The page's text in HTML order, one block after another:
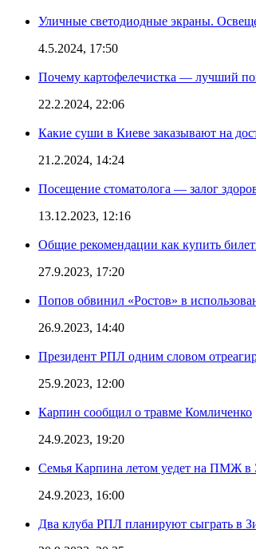
Уличные светодиодные экраны.
4.5.2024, 17:50
Почему картофелечистка — лучший
22.2.2024, 22:06
Какие суши в Киеве заказывают на
21.2.2024, 14:24
Посещение стоматолога — залог
13.12.2023, 12:16
Общие рекомендации как купить
27.9.2023, 17:20
Попов обвинил «Ростов» в
26.9.2023, 14:40
Президент РПЛ одним словом
25.9.2023, 12:00
Карпин сообщил о травме Комличенко
24.9.2023, 19:20
Семья Карпина летом уедет на ПМЖ в
24.9.2023, 16:00
Два клуба РПЛ планируют сыграть в